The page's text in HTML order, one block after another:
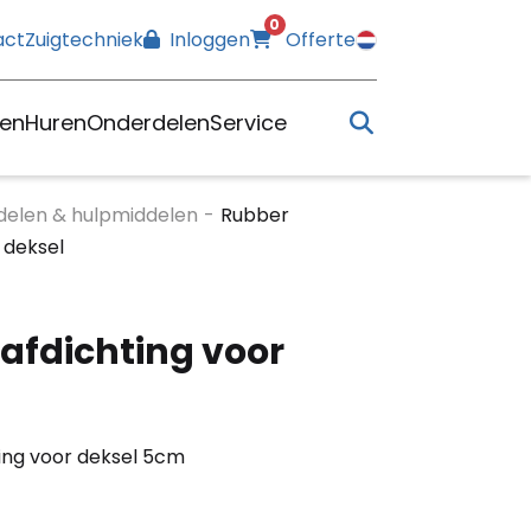
Zuigtechniek Inloggen
0
Offerte
HurenOnderdelenService
& hulpmiddelen - Rubber
voor
voor deksel 5cm